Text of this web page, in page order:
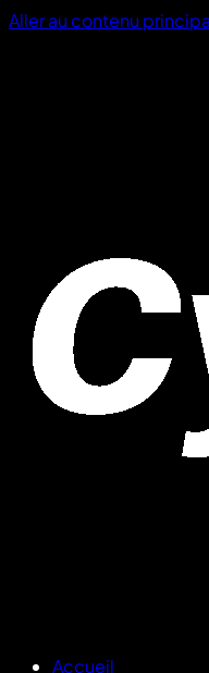
Aller au contenu
Accueil